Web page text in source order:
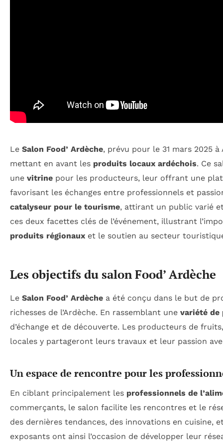
Le Salon Food’ Ardèche, prévu pour le 31 mars 2025
mettant en avant les produits locaux ardéchois. Ce
une vitrine pour les producteurs, leur offrant une
favorisant les échanges entre professionnels et
catalyseur pour le tourisme, attirant un public varié
ces deux facettes clés de l’événement, illustrant
produits régionaux et le soutien au secteur
Les objectifs du salon Food’ Ardèche
Le Salon Food’ Ardèche a été conçu dans le but de
richesses de l’Ardèche. En rassemblant une variété de
d’échange et de découverte. Les producteurs de
locales y partageront leurs travaux et leur passion
Un espace de rencontre pour les
En ciblant principalement les professionnels de
commerçants, le salon facilite les rencontres et le
des dernières tendances, des innovations en cuisine,
exposants ont ainsi l’occasion de développer leur